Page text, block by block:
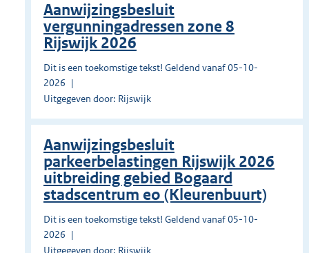
Aanwijzingsbesluit
vergunningadressen zone 8
Rijswijk 2026
Dit is een toekomstige tekst! Geldend vanaf 05-10-
2026
Uitgegeven door: Rijswijk
Aanwijzingsbesluit
parkeerbelastingen Rijswijk 2026
uitbreiding gebied Bogaard
stadscentrum eo (Kleurenbuurt)
Dit is een toekomstige tekst! Geldend vanaf 05-10-
2026